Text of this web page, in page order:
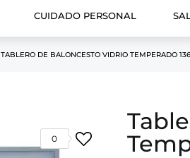
CUIDADO PERSONAL
TABLERO DE BALONCESTO VIDRIO TEMPERADO
0